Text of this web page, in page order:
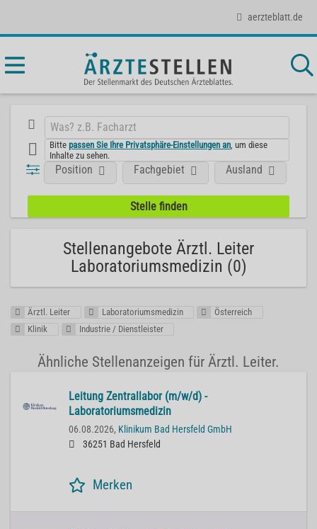
aerzteblatt.de
Bittepassen Sie Ihre Privatsphäre-Einstellungen an , um diese
Inhalte zu sehen.
Position Fachgebiet Ausland
Stellenangebote Ärztl. Leiter
Laboratoriumsmedizin (0)
Ärztl. Leiter Laboratoriumsmedizin
Österreich
Klinik
Industrie / Dienstleister
Ähnliche Stellenanzeigen für Ärztl. Leiter.
Leitung Zentrallabor (m/w/d) -
Laboratoriumsmedizin
06.08.2026, Klinikum Bad Hersfeld GmbH
36251 Bad Hersfeld
Merken